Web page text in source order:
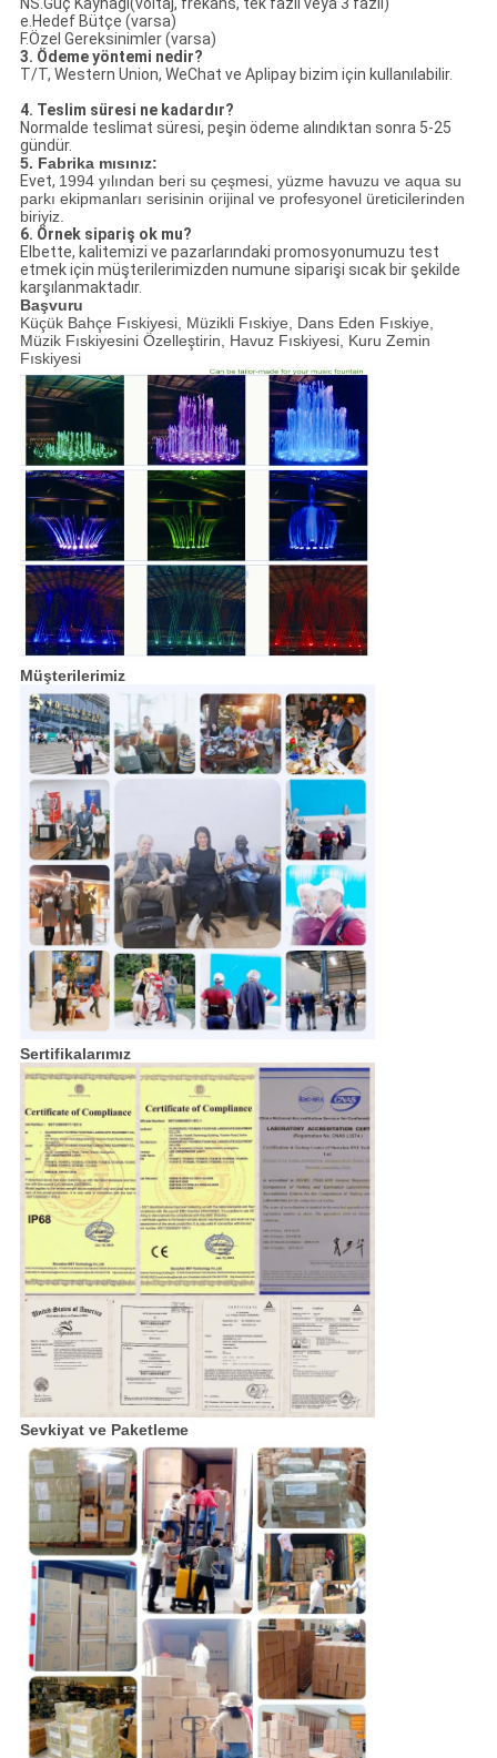
e.Hedef Bütçe (varsa)
F.Özel Gereksinimler (varsa)
3. Ödeme yöntemi nedir?
T/T, Western Union, WeChat ve Aplipay bizim için kullanılabilir.
4. Teslim süresi ne kadardır?
Normalde teslimat süresi, peşin ödeme alındıktan sonra 5-25
gündür.
5. Fabrika mısınız:
Evet, 1994 yılından beri su çeşmesi, yüzme havuzu ve aqua su
parkı ekipmanları serisinin orijinal ve profesyonel üreticilerinden
biriyiz.
6. Örnek sipariş ok mu?
Elbette, kalitemizi ve pazarlarındaki promosyonumuzu test
etmek için müşterilerimizden numune siparişi sıcak bir şekilde
karşılanmaktadır.
Başvuru
Küçük Bahçe Fıskiyesi, Müzikli Fıskiye, Dans Eden Fıskiye,
Müzik Fıskiyesini Özelleştirin, Havuz Fıskiyesi, Kuru Zemin
Fıskiyesi
Müşterilerimiz
Sertifikalarımız
Sevkiyat ve Paketleme